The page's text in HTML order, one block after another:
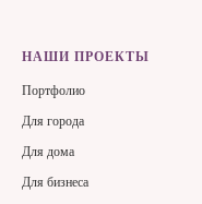
НАШИ ПРОЕКТЫ
Портфолио
Для города
Для дома
Для бизнеса